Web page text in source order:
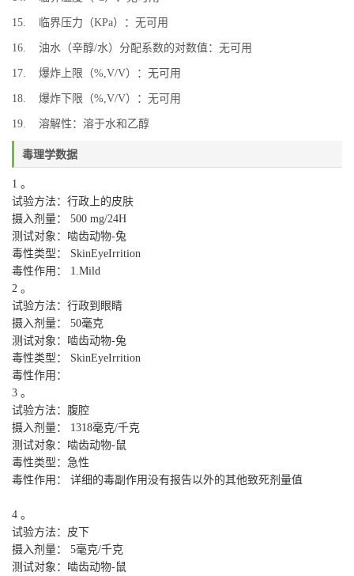
15. 临界压力（KPa）：无可用
16. 油水（辛醇/水）分配系数的对数值：无可用
17. 爆炸上限（%,V/V）：无可用
18. 爆炸下限（%,V/V）：无可用
19. 溶解性：溶于水和乙醇
毒理学数据
1 。
试验方法：行政上的皮肤
摄入剂量： 500 mg/24H
测试对象：啮齿动物-兔
毒性类型： SkinEyeIrrition
毒性作用： 1.Mild
2 。
试验方法：行政到眼睛
摄入剂量： 50毫克
测试对象：啮齿动物-兔
毒性类型： SkinEyeIrrition
毒性作用：
3 。
试验方法：腹腔
摄入剂量： 1318毫克/千克
测试对象：啮齿动物-鼠
毒性类型：急性
毒性作用： 详细的毒副作用没有报告以外的其他致死剂量值
4 。
试验方法：皮下
摄入剂量： 5毫克/千克
测试对象：啮齿动物-鼠